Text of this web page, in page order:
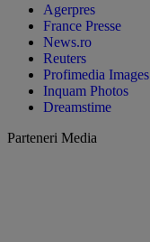
Agerpres
France Presse
News.ro
Reuters
Profimedia Images
Inquam Photos
Dreamstime
Parteneri Media